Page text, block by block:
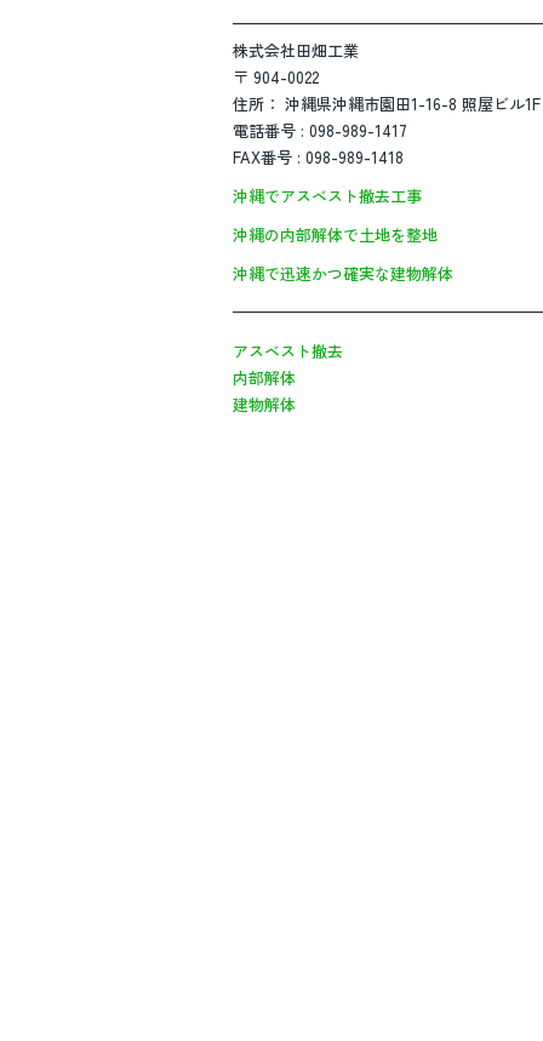
株式会社田畑工業
〒 904-0022
住所： 沖縄県沖縄市園田1-16-8 照屋ビル1F
電話番号 : 098-989-1417
FAX番号 : 098-989-1418
沖縄でアスベスト撤去工事
沖縄の内部解体で土地を整地
沖縄で迅速かつ確実な建物解体
アスベスト撤去
内部解体
建物解体